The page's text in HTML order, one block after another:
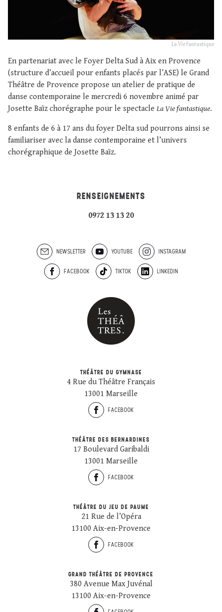
La Vie fantastique
En partenariat avec le Foyer Delta Sud à Aix en Provence
(structure d’accueil pour enfants placés par l’ASE) le Grand
Théâtre de Provence propose un atelier de pratique de
danse contemporaine le mercredi 6 novembre animé par
Josette Baïz chorégraphe pour le spectacle La Vie fantastique.
8 enfants de 6 à 17 ans du foyer Delta sud pourrons ainsi se
familiariser avec la danse contemporaine et l’univers
chorégraphique de Josette Baïz.
RENSEIGNEMENTS
0972 13 13 20
NEWSLETTER YOUTUBE INSTAGRAM
FACEBOOK TIKTOK LINKEDIN
THÉÂTRE DU GYMNASE
4 Rue du Théâtre Français
13001 Marseille
FACEBOOK
THÉÂTRE DES BERNARDINES
17 Boulevard Garibaldi
13001 Marseille
FACEBOOK
THÉÂTRE DU JEU DE PAUME
21 Rue de l’Opéra
13100 Aix-en-Provence
FACEBOOK
GRAND THÉÂTRE DE PROVENCE
380 Avenue Max Juvénal
13100 Aix-en-Provence